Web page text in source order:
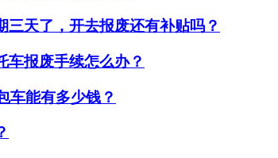
天了，开去报废还有补贴吗？
车报废手续怎么办？
车能有多少钱？